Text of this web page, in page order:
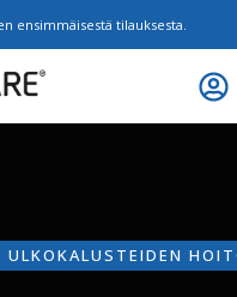
ensimmäisestä tilauksesta.
ULKOKALUSTEIDEN